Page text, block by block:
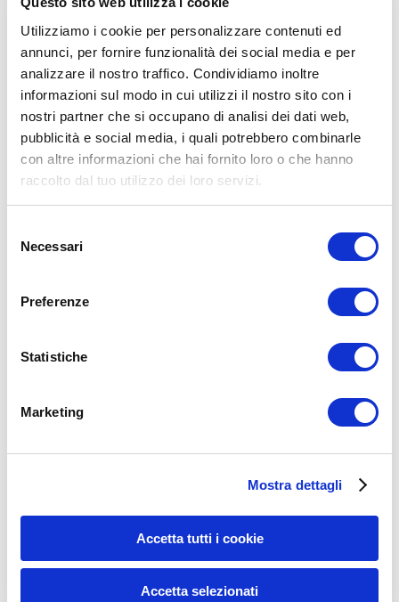
Utilizziamo i cookie per personalizzare contenuti ed
annunci, per fornire funzionalità dei social media e per
analizzare il nostro traffico. Condividiamo inoltre
informazioni sul modo in cui utilizzi il nostro sito con i
nostri partner che si occupano di analisi dei dati web,
pubblicità e social media, i quali potrebbero combinarle
con altre informazioni che hai fornito loro o che hanno
raccolto dal tuo utilizzo dei loro servizi.
delNecessari
Preferenze
Statistiche
Marketing
Mostra dettagli
Accetta tutti i cookie
Accetta selezionati
ESERCIZIO 2: tilt laterale del bacino
Sdraiati a terra pancia in alto con le gambe piegate;
Espira dalla bocca e spingi l’anca destra verso la spalla destra;
Anche questo esercizio è fantastico per iniziare a mobilizzare il tuo
bacino sul piano frontale.
Anche qui se è la prima volta che lo fai potresti trovarlo difficoltoso
percepire bene il movimento ma tranquillo, a forza di farlo ti verrà
ESERCIZIO 3: mobilizzazione tratto
Sdraiati a terra pancia in alto con le gambe piegate e i piedi
appoggiati a terra;